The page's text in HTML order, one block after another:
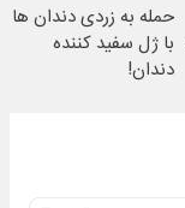
حمله به زردی دندان ها
با ژل سفید کننده
دندان!